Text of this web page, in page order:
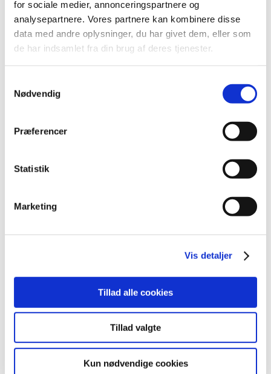
for sociale medier, annonceringspartnere og
analysepartnere. Vores partnere kan kombinere disse
data med andre oplysninger, du har givet dem, eller som
de har indsamlet fra din brug af deres tjenester.
Nødvendig
Præferencer
Statistik
Marketing
Vis detaljer
Tillad alle cookies
Tillad valgte
Kun nødvendige cookies
2021
|1. juni 2021|
Nye virksomheder Afgrænsningen af
Forrige
Alle (2506)
2026 (84)
2024 (224)
december (50)
oktober (45)
juli (45)